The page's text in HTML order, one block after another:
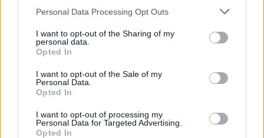
Personal Data Processing Opt Outs
I want to opt-out of the Sharing of my
personal data.
Opted In
I want to opt-out of the Sale of my
Personal Data.
Opted In
I want to opt-out of processing my
Personal Data for Targeted Advertising.
Opted In